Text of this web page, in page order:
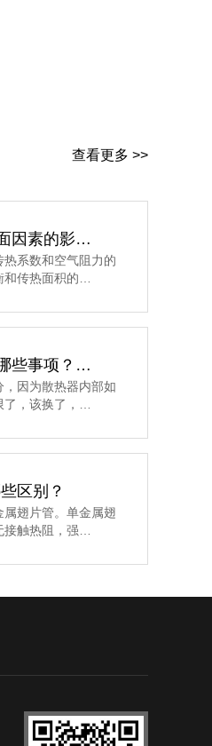
查看更多 >>
因素的影…
系数和空气阻力的
传热面积的…
些事项？…
因为散热器内部如
，该换了，…
区别？
翅片管。单金属翅
触热阻，强…